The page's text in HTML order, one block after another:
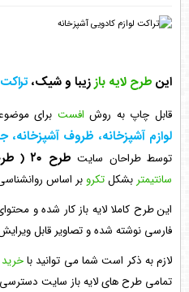
این طرح لایه باززیبا و شیک،
قابل چاپ به روش افست برای
لوازم آشپزخانه، ظروف آشپزخانه،
توسط طراحان سایت طرح ۲۰ (
سانتیمتربشکلتکرو بر اساس
این طرح کاملا لایه باز کار شده و
فارسی نوشته شده و تصاویر قابل
لازم به ذکر است شما می توانید با
تمامی طرح های لایه باز سایت